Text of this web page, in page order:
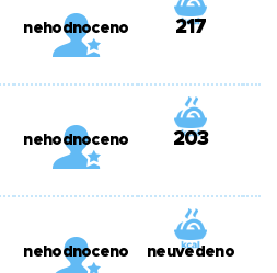
nehodnoceno 217
nehodnoceno 203
nehodnoceno neuvedeno